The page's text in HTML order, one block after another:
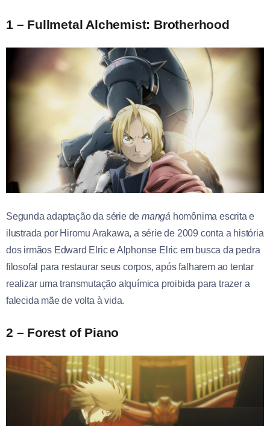
1 – Fullmetal Alchemist: Brotherhood
Segunda adaptação da série de mangá homônima escrita e
ilustrada por Hiromu Arakawa, a série de 2009 conta a história
dos irmãos Edward Elric e Alphonse Elric em busca da pedra
filosofal para restaurar seus corpos, após falharem ao tentar
realizar uma transmutação alquímica proibida para trazer a
falecida mãe de volta à vida.
2 – Forest of Piano